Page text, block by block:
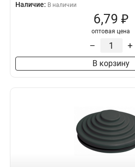
Наличие: В наличии
6,79 ₽
оптовая цена
– +
В корзину